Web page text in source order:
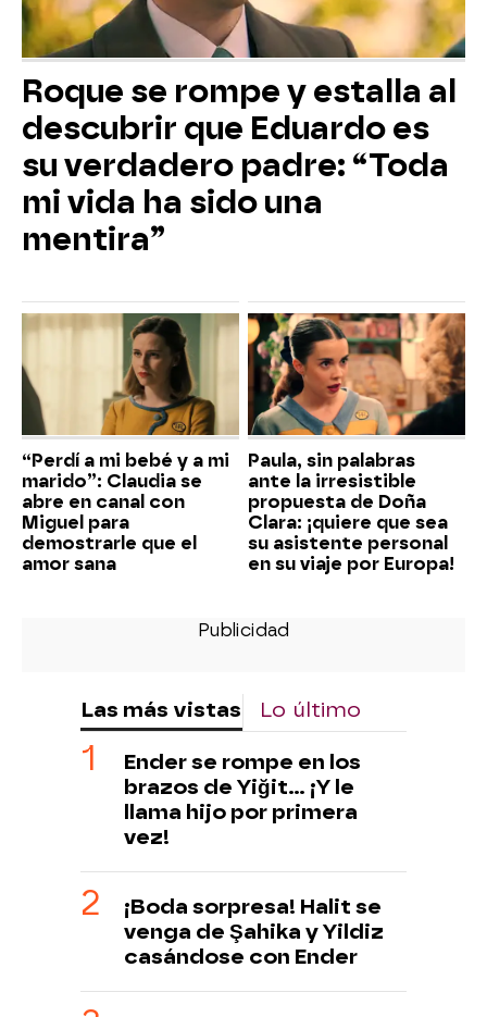
Roque se rompe y estalla al
descubrir que Eduardo es
su verdadero padre: “Toda
mi vida ha sido una
mentira”
“Perdí a mi bebé y a mi
marido”: Claudia se
abre en canal con
Miguel para
demostrarle que el
amor sana
Paula, sin palabras
ante la irresistible
propuesta de Doña
Clara: ¡quiere que sea
su asistente personal
en su viaje por Europa!
Las más vistas Lo último
Ender se rompe en los
brazos de Yiğit… ¡Y le
llama hijo por primera
vez!
¡Boda sorpresa! Halit se
venga de Şahika y Yildiz
casándose con Ender